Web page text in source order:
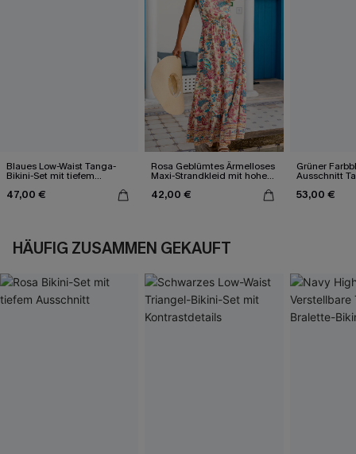
Blaues Low-Waist Tanga-
Bikini-Set mit tiefem
47,00 €
Rosa Geblümtes Ärmelloses
Maxi-Strandkleid mit hohem
42,00 €
Grüner
Ausschnitt
53,00 €
HÄUFIG ZUSAMMEN GEKAUFT